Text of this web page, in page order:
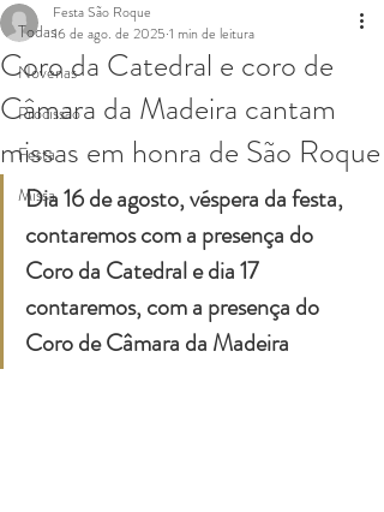
Todas
Novenas
Procissão
Festa
Missa
Coro da Catedral e coro de
Câmara da Madeira cantam
missas em honra de São Roque
Festa São Roque
16 de ago. de 2025 1 min de leitura
Dia 16 de agosto, véspera da festa,
contaremos com a presença do
Coro da Catedral e dia 17
contaremos, com a presença do
Coro de Câmara da Madeira